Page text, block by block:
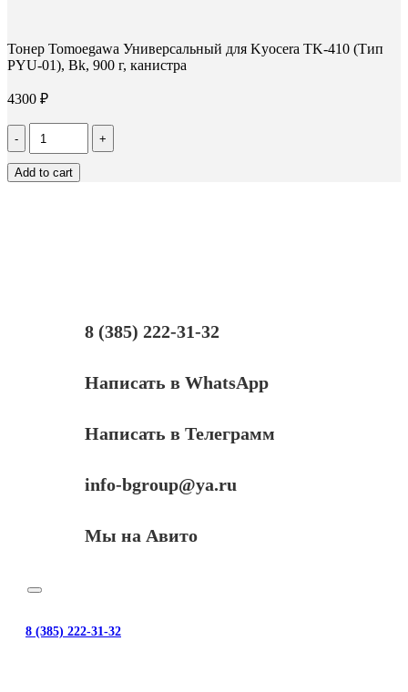
Тонер Tomoegawa Универсальный для Kyocera TK-410 (Тип
PYU-01), Bk, 900 г, канистра
4300 ₽
Количество
Тонер
Tomoegawa
Универсальный
Add to cart
8 (385) 222-31-32
Написать в WhatsApp
Написать в Телеграмм
info-bgroup@ya.ru
Мы на Авито
8 (385) 222-31-32